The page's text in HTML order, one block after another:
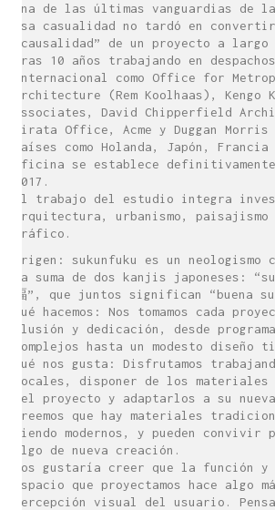
una de las últimas vanguardias de
Esa casualidad no tardó en
“causalidad” de un proyecto a largo
Tras 10 años trabajando en
internacional como Office for
Architecture (Rem Koolhaas), Kengo
Associates, David Chipperfield
Hirata Office, Acme y Duggan
países como Holanda, Japón,
oficina se establece
2017.
El trabajo del estudio integra
arquitectura, urbanismo, paisajismo
gráfico.
Origen: sukunfuku es un neologismo
la suma de dos kanjis japoneses:
福”, que juntos significan “buena
Qué hacemos: Nos tomamos cada
ilusión y dedicación, desde
complejos hasta un modesto diseño
Qué nos gusta: Disfrutamos
locales, disponer de los materiales
del proyecto y adaptarlos a su
Creemos que hay materiales
siendo modernos, y pueden convivir
algo de nueva creación.
Nos gustaría creer que la función
espacio que proyectamos hace algo
percepción visual del usuario.